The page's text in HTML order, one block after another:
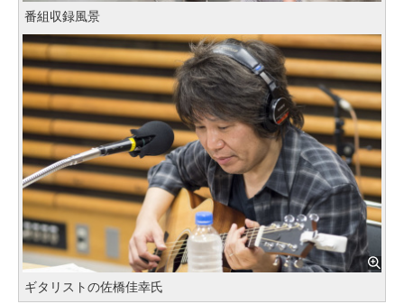
番組収録風景
ギタリストの佐橋佳幸氏